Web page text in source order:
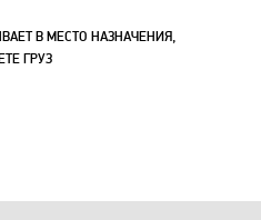
В МЕСТО НАЗНАЧЕНИЯ,
ГРУЗ